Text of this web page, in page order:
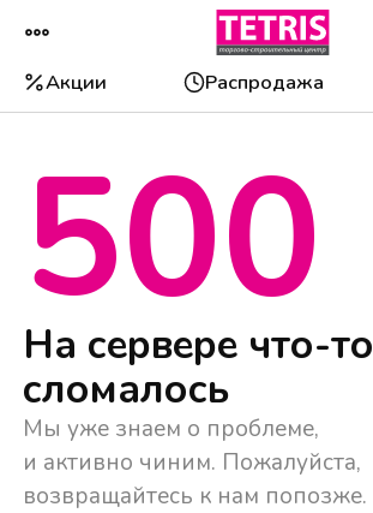
Акции Распродажа
500
На сервере что-то
сломалось
Мы уже знаем о проблеме,
и активно чиним. Пожалуйста,
возвращайтесь к нам попозже.